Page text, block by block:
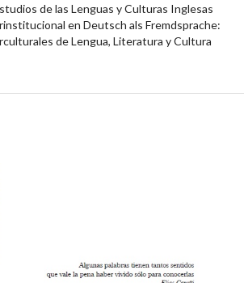
de las Lenguas y Culturas Inglesas
en Deutsch als Fremdsprache:
de Lengua, Literatura y Cultura